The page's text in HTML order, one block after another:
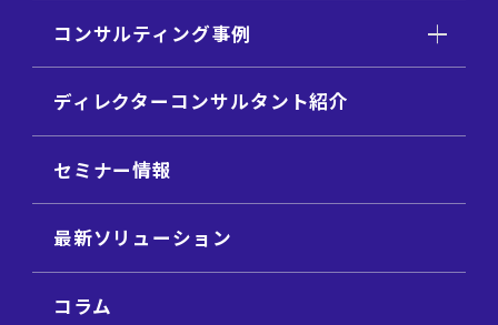
コンサルティング事例
ディレクターコンサルタント紹介
セミナー情報
最新ソリューション
コラム